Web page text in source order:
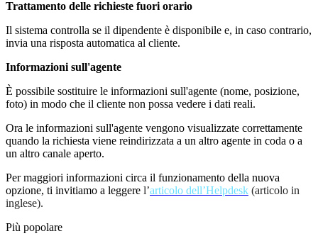
Trattamento delle richieste fuori orario
Il sistema controlla se il dipendente è disponibile e, in caso contrario,
invia una risposta automatica al cliente.
Informazioni sull'agente
È possibile sostituire le informazioni sull'agente (nome, posizione,
foto) in modo che il cliente non possa vedere i dati reali.
Ora le informazioni sull'agente vengono visualizzate correttamente
quando la richiesta viene reindirizzata a un altro agente in coda o a
un altro canale aperto.
Per maggiori informazioni circa il funzionamento della nuova
opzione, ti invitiamo a leggere l’articolo dell’Helpdesk (articolo in
inglese).
Più popolare